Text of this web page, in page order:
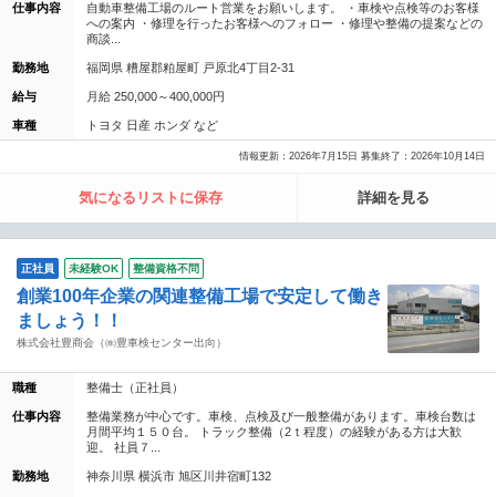
仕事内容
自動車整備工場のルート営業をお願いします。 ・車検や点検等のお客様
への案内 ・修理を行ったお客様へのフォロー ・修理や整備の提案などの
商談...
勤務地 福岡県 糟屋郡粕屋町 戸原北4丁目2-31
給与 月給 250,000～400,000円
車種 トヨタ 日産 ホンダ など
情報更新：2026年7月15日 募集終了：2026年10月14日
気になるリストに保存 詳細を見る
正社員 未経験OK 整備資格不問
創業100年企業の関連整備工場で安定して働き
ましょう！！
株式会社豊商会（㈱豊車検センター出向）
職種 整備士（正社員）
仕事内容
整備業務が中心です。車検、点検及び一般整備があります。車検台数は
月間平均１５０台。 トラック整備（2ｔ程度）の経験がある方は大歓
迎。 社員７...
勤務地 神奈川県 横浜市 旭区川井宿町132